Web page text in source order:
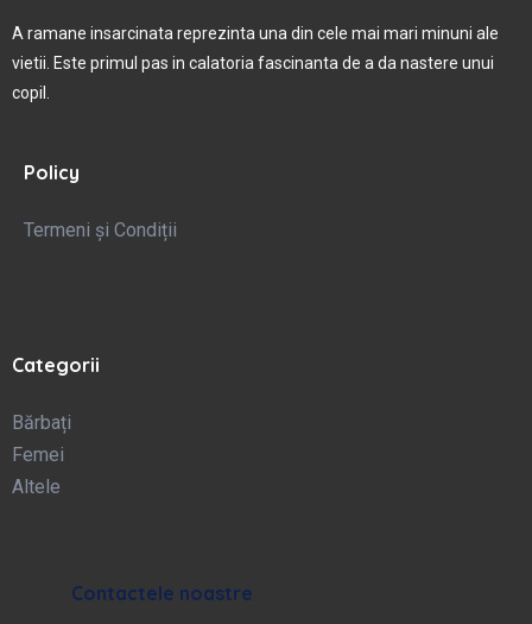
A ramane insarcinata reprezinta una din cele mai mari minuni ale
vietii. Este primul pas in calatoria fascinanta de a da nastere unui
copil.
Policy
Termeni și Condiții
Categorii
Bărbați
Femei
Altele
Contactele noastre